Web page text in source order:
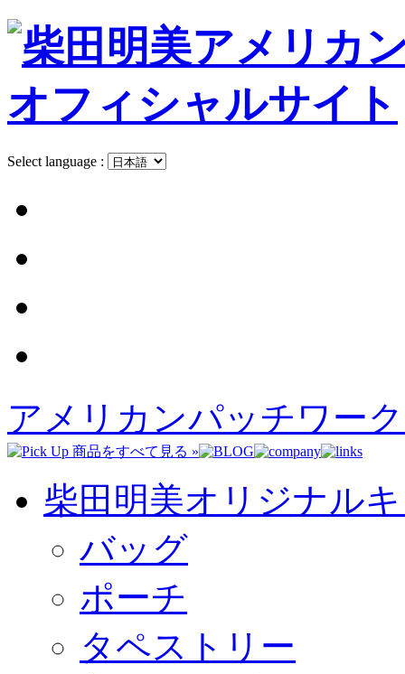
Select language :
アメリカンパッチワー
柴田明美オリジナル
バッグ
ポーチ
タペストリー